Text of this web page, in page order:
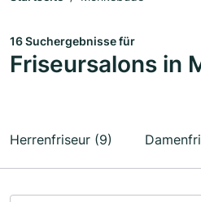
16 Suchergebnisse für
Friseursalons in
Herrenfriseur (9)